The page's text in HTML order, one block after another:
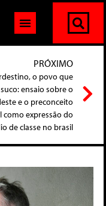
PRÓXIMO
o povo que
ensaio sobre o
e o preconceito
como expressão do
de classe no brasil